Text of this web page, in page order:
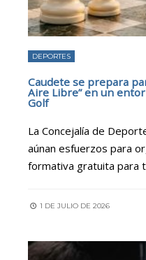
DEPORTES
Caudete se prepara
Aire Libre” en un
Golf
La Concejalía de
aúnan esfuerzos para
formativa gratuita para
1 DE JULIO DE 2026